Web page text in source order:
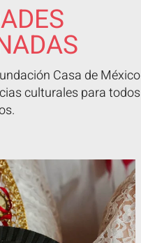
Casa de México
culturales para todos